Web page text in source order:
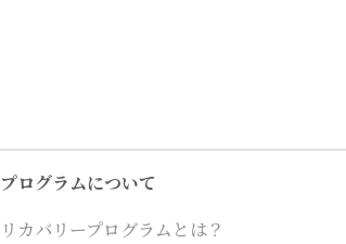
プログラムについて
リカバリープログラムとは？